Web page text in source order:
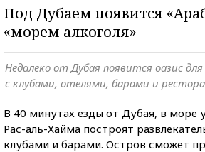
Под Дубаем появится
«морем алкоголя»
Недалеко от Дубая появится оазис
с клубами, отелями, барами и
В 40 минутах езды от Дубая, в море
Рас-аль-Хайма построят
клубами и барами. Остров сможет